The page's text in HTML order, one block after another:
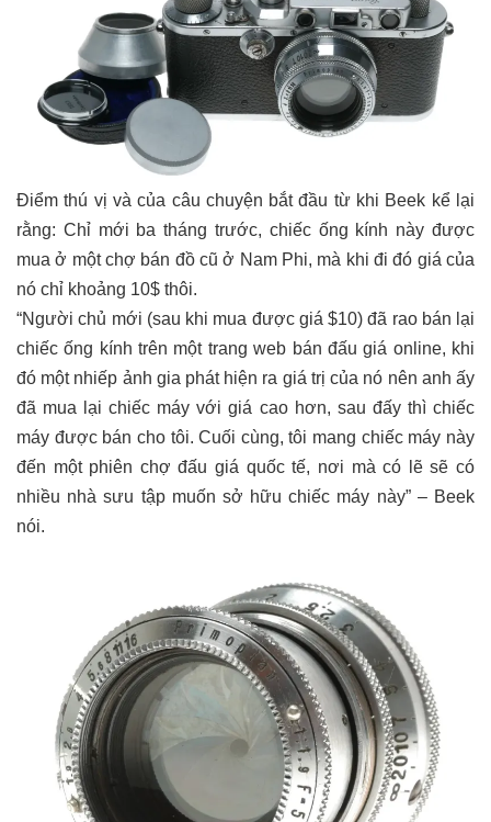
Điểm thú vị và của câu chuyện bắt đầu từ khi Beek kể lại
rằng: Chỉ mới ba tháng trước, chiếc ống kính này được
mua ở một chợ bán đồ cũ ở Nam Phi, mà khi đi đó giá của
nó chỉ khoảng 10$ thôi.
“Người chủ mới (sau khi mua được giá $10) đã rao bán lại
chiếc ống kính trên một trang web bán đấu giá online, khi
đó một nhiếp ảnh gia phát hiện ra giá trị của nó nên anh ấy
đã mua lại chiếc máy với giá cao hơn, sau đấy thì chiếc
máy được bán cho tôi. Cuối cùng, tôi mang chiếc máy này
đến một phiên chợ đấu giá quốc tế, nơi mà có lẽ sẽ có
nhiều nhà sưu tập muốn sở hữu chiếc máy này” – Beek
nói.